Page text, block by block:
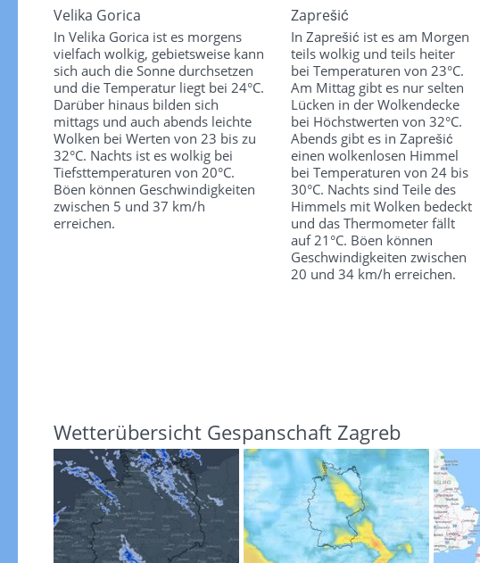
Velika Gorica
In Velika Gorica ist es morgens
vielfach wolkig, gebietsweise kann
sich auch die Sonne durchsetzen
und die Temperatur liegt bei 24°C.
Darüber hinaus bilden sich
mittags und auch abends leichte
Wolken bei Werten von 23 bis zu
32°C. Nachts ist es wolkig bei
Tiefsttemperaturen von 20°C.
Böen können Geschwindigkeiten
zwischen 5 und 37 km/h
erreichen.
Zaprešić
In Zaprešić ist es am Morgen
teils wolkig und teils heiter
bei Temperaturen von 23°C.
Am Mittag gibt es nur selten
Lücken in der Wolkendecke
bei Höchstwerten von 32°C.
Abends gibt es in Zaprešić
einen wolkenlosen Himmel
bei Temperaturen von 24 bis
30°C. Nachts sind Teile des
Himmels mit Wolken bedeckt
und das Thermometer fällt
auf 21°C. Böen können
Geschwindigkeiten zwischen
20 und 34 km/h erreichen.
Wetterübersicht Gespanschaft Zagreb